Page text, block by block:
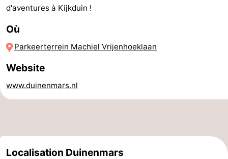
Duin
Katwijk
-
La
Haye
-
Rotterdam
-
Duiveland
-
d'aventures à Kijkduin !
Où
Parkeerterrein Machiel Vrijenhoeklaan
Website
www.duinenmars.nl
Localisation Duinenmars